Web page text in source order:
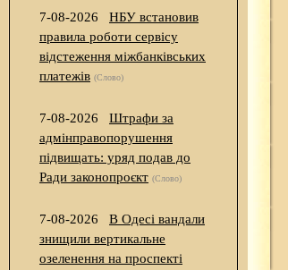
7-08-2026
НБУ встановив
правила роботи сервісу
відстеження міжбанківських
платежів (Слово)
7-08-2026
Штрафи за
адмінправопорушення
підвищать: уряд подав до
Ради законопроєкт (Слово)
7-08-2026
В Одесі вандали
знищили вертикальне
озеленення на проспекті